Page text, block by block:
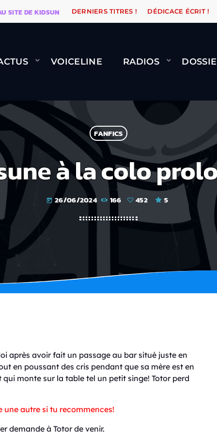
DE KIDSUNE WARÉTRO ORANGE ROAD QUI
DERNIERS TITRES ! DÉDICACE ÉCRIT !
VOICELINE RADIOS
FANFICS
à la colo
today 26/06/2024 166 452 5
après avoir fait un passage au bar situé juste en
en poussant des cris pendant que sa mère est en
monte sur la table tel un petit singe! Totor perd
une autre si tu recommences!
demande à Totor de venir.